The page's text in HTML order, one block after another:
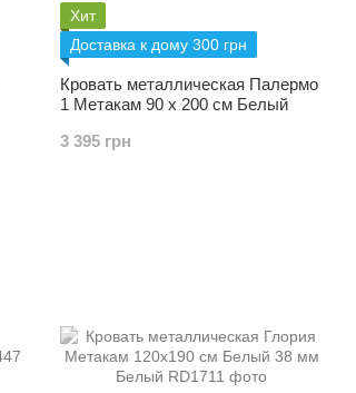
Хит
Доставка к дому 300 грн
Кровать металлическая Палермо
1 Метакам 90 х 200 см Белый
3 395 грн